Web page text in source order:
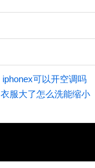
iphonex可以开空调吗
衣服大了怎么洗能缩小